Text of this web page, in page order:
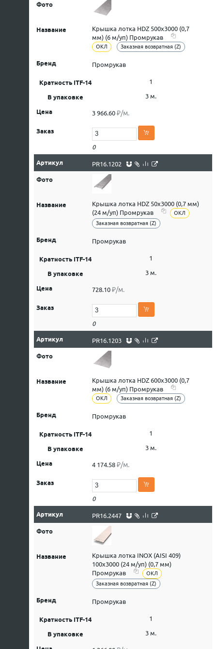
Крышка лотка HDZ 500х3000 (0,7
мм) (6 м/уп) Промрукав
ОКЛ Заказная возвратная (Z)
Промрукав
1
3 м.
3 966.60 ₽/м.
0
PR16.1202
Крышка лотка HDZ 50х3000 (0,7 мм)
(24 м/уп) Промрукав
ОКЛ
Заказная возвратная (Z)
Промрукав
1
3 м.
728.10 ₽/м.
0
PR16.1203
Крышка лотка HDZ 600х3000 (0,7
мм) (6 м/уп) Промрукав
ОКЛ Заказная возвратная (Z)
Промрукав
1
3 м.
4 174.58 ₽/м.
0
PR16.2447
Крышка лотка INOX (AISI 409)
100х3000 (24 м/уп) (0,7 мм)
Промрукав
ОКЛ
Заказная возвратная (Z)
Промрукав
1
3 м.